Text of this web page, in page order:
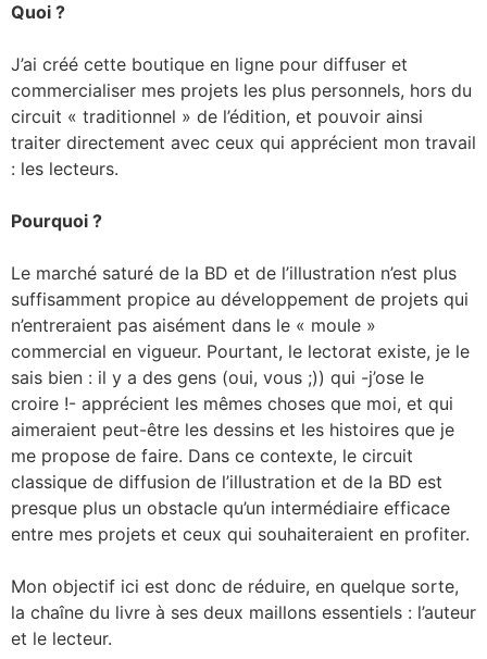
Quoi ?
J’ai créé cette boutique en ligne pour diffuser et
commercialiser mes projets les plus personnels, hors du
circuit « traditionnel » de l’édition, et pouvoir ainsi
traiter directement avec ceux qui apprécient mon travail
: les lecteurs.
Pourquoi ?
Le marché saturé de la BD et de l’illustration n’est plus
suffisamment propice au développement de projets qui
n’entreraient pas aisément dans le « moule »
commercial en vigueur. Pourtant, le lectorat existe, je le
sais bien : il y a des gens (oui, vous ;)) qui -j’ose le
croire !- apprécient les mêmes choses que moi, et qui
aimeraient peut-être les dessins et les histoires que je
me propose de faire. Dans ce contexte, le circuit
classique de diffusion de l’illustration et de la BD est
presque plus un obstacle qu’un intermédiaire efficace
entre mes projets et ceux qui souhaiteraient en profiter.
Mon objectif ici est donc de réduire, en quelque sorte,
la chaîne du livre à ses deux maillons essentiels : l’auteur
et le lecteur.